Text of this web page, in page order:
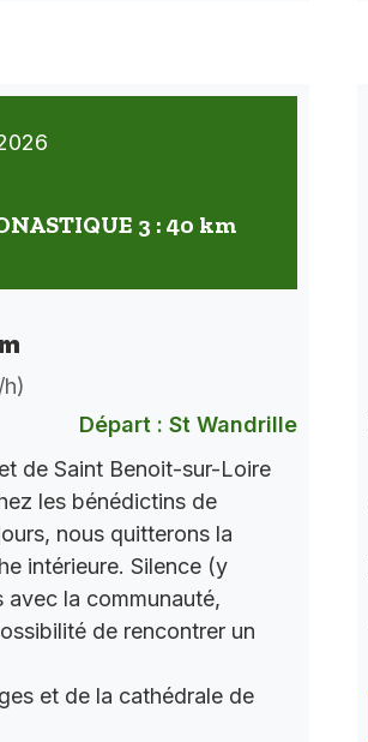
3 : 40 km
Départ : St Wandrille
de Saint Benoit-sur-Loire
les bénédictins de
nous quitterons la
intérieure. Silence (y
la communauté,
de rencontrer un
et de la cathédrale de